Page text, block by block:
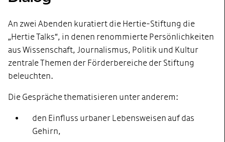
An zwei Abenden kuratiert die Hertie-Stiftung die
„Hertie Talks“, in denen renommierte Persönlichkeiten
aus Wissenschaft, Journalismus, Politik und Kultur
zentrale Themen der Förderbereiche der Stiftung
beleuchten.
Die Gespräche thematisieren unter anderem:
den Einfluss urbaner Lebensweisen auf das
Gehirn,